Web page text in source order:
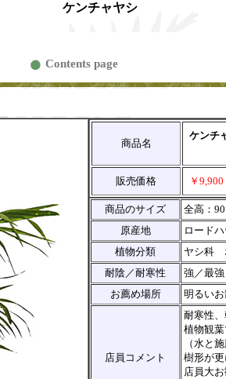
ケンチャヤシ
Contents page
商品名
ケンチ
販売価格 ￥9,900
商品のサイズ
全高：
原産地
ロード
植物分類
ヤシ科
耐陰／耐寒性
強／最
お薦め場所
明るい
店員コメント
耐寒性
植物観
（水と
樹形が更
店員大お